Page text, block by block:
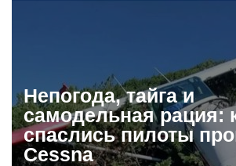
Непогода, тайга и
самодельная рация:
спаслись пилоты
Cessna